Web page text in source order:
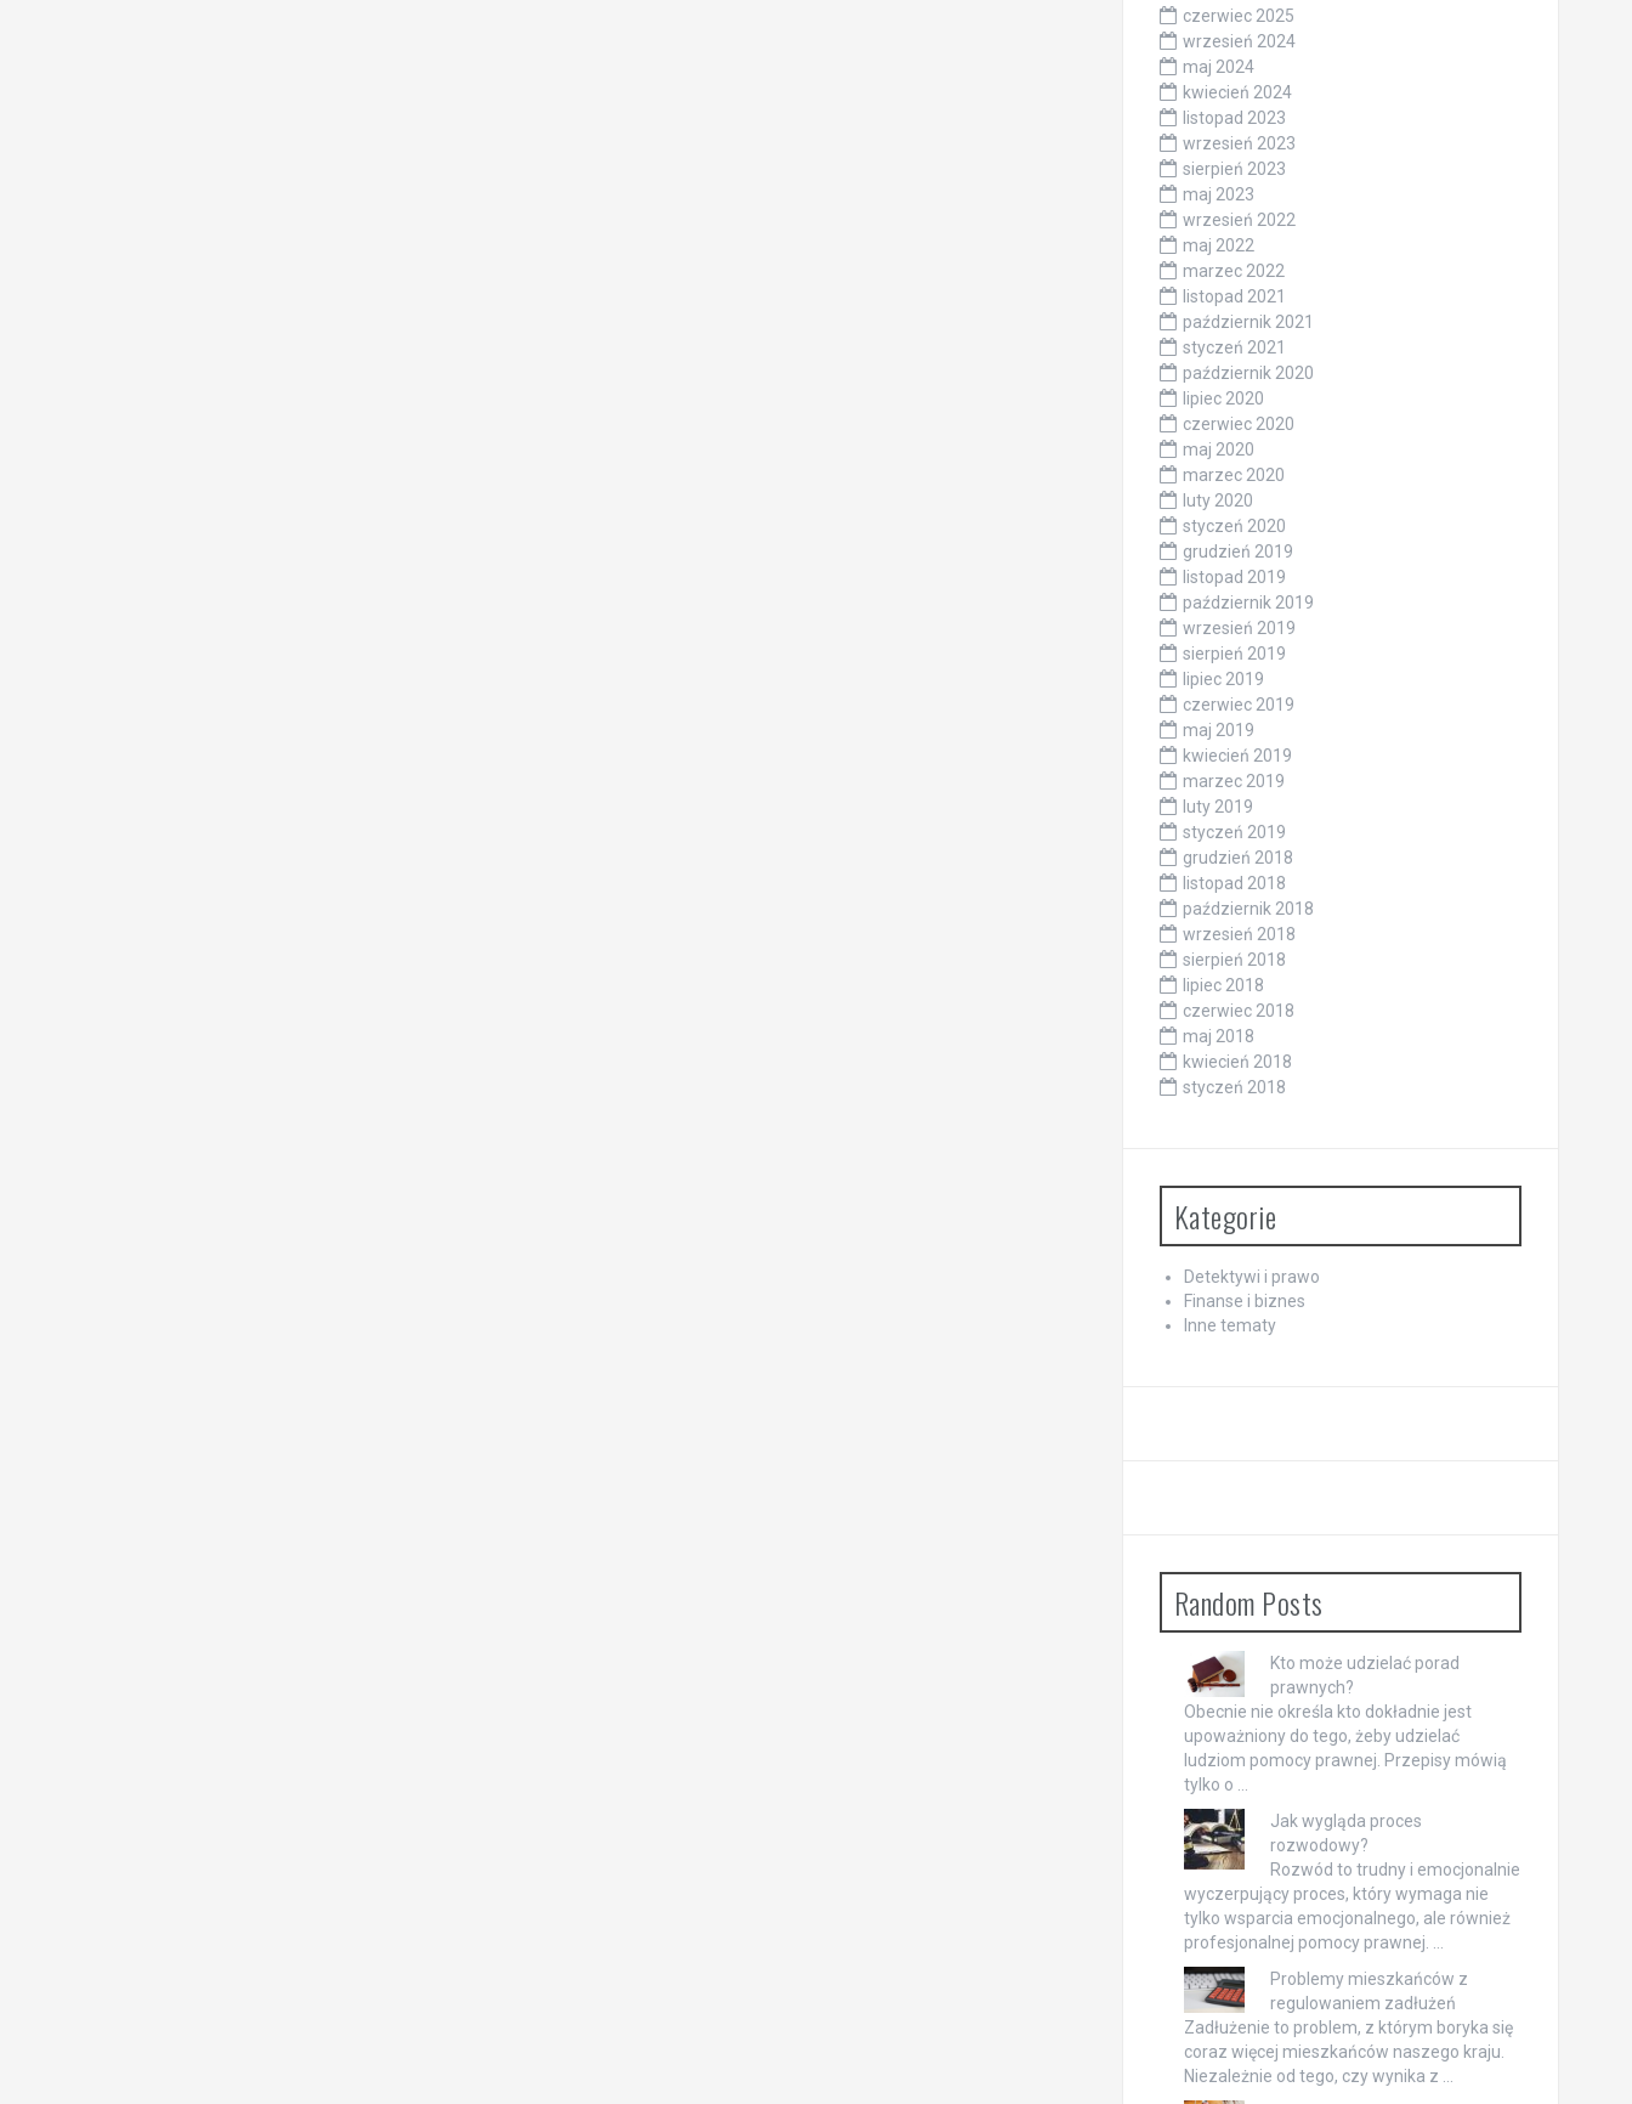
czerwiec 2025
wrzesień 2024
maj 2024
kwiecień 2024
listopad 2023
wrzesień 2023
sierpień 2023
maj 2023
wrzesień 2022
maj 2022
marzec 2022
listopad 2021
październik 2021
styczeń 2021
październik 2020
lipiec 2020
czerwiec 2020
maj 2020
marzec 2020
luty 2020
styczeń 2020
grudzień 2019
listopad 2019
październik 2019
wrzesień 2019
sierpień 2019
lipiec 2019
czerwiec 2019
maj 2019
kwiecień 2019
marzec 2019
luty 2019
styczeń 2019
grudzień 2018
listopad 2018
październik 2018
wrzesień 2018
sierpień 2018
lipiec 2018
czerwiec 2018
maj 2018
kwiecień 2018
styczeń 2018
Kategorie
Detektywi i prawo
Finanse i biznes
Inne tematy
Random Posts
Kto może udzielać porad
prawnych?
Obecnie nie określa kto dokładnie jest
upoważniony do tego, żeby udzielać
ludziom pomocy prawnej. Przepisy mówią
tylko o …
Jak wygląda proces
rozwodowy?
Rozwód to trudny i emocjonalnie
wyczerpujący proces, który wymaga nie
tylko wsparcia emocjonalnego, ale również
profesjonalnej pomocy prawnej. …
Problemy mieszkańców z
regulowaniem zadłużeń
Zadłużenie to problem, z którym boryka się
coraz więcej mieszkańców naszego kraju.
Niezależnie od tego, czy wynika z …